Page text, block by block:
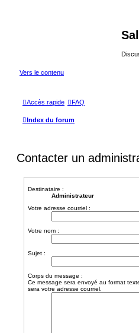
Vers le contenu
Accès rapide FAQ
Index du forum
Contacter un
Destinataire :
Administrateur
Votre adresse courriel :
Votre nom :
Sujet :
Corps du message :
Ce message sera envoyé au format
sera votre adresse courriel.